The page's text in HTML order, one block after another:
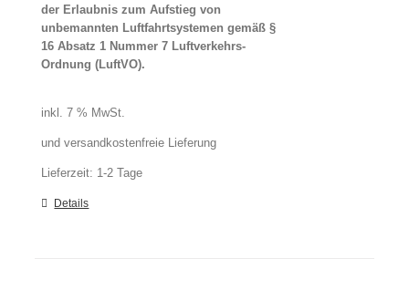
der Erlaubnis zum Aufstieg von
unbemannten Luftfahrtsystemen gemäß §
16 Absatz 1 Nummer 7 Luftverkehrs-
Ordnung (LuftVO).
inkl. 7 % MwSt.
und versandkostenfreie Lieferung
Lieferzeit: 1-2 Tage
Details